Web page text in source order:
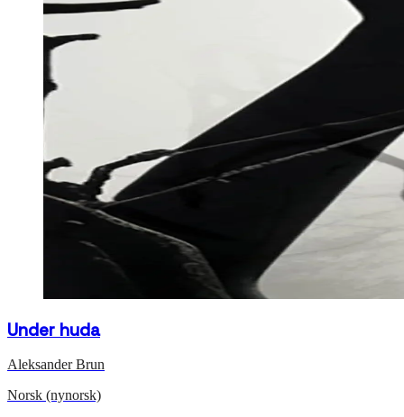
Under huda
Aleksander Brun
Norsk (nynorsk)